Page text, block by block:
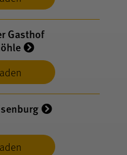
Gasthof